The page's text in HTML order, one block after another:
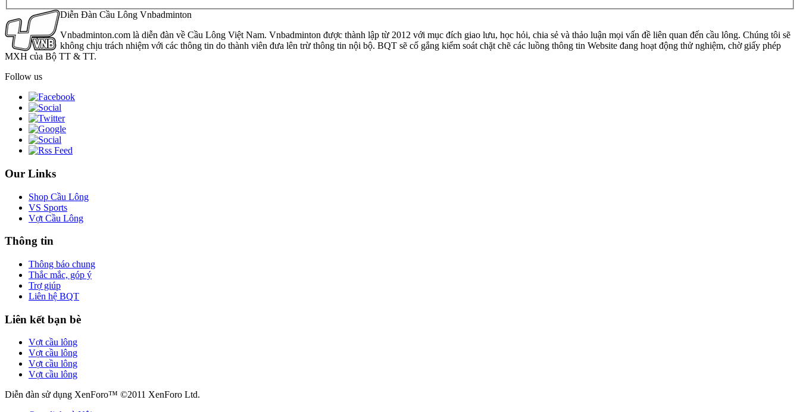
Diễn Đàn Cầu Lông Vnbadminton
Vnbadminton.com là diễn đàn về Cầu Lông Việt Nam. Vnbadminton được thành lập từ 2012 với mục đích giao lưu, học hỏi, chia sẻ và thảo luận mọi vấn đề liên quan đến cầu lông. Chúng tôi sẽ
không chịu trách nhiệm với các thông tin do thành viên đưa lên trừ thông tin nội bộ. BQT sẽ cố gắng kiểm soát chặt chẽ các luồng thông tin Website đang hoạt động thử nghiệm, chờ giấy phép
MXH của Bộ TT & TT.
Follow us
Our Links
Shop Cầu Lông
VS Sports
Vợt Cầu Lông
Thông tin
Thông báo chung
Thắc mắc, góp ý
Trợ giúp
Liên hệ BQT
Liên kết bạn bè
Vợt cầu lông
Vợt cầu lông
Vợt cầu lông
Vợt cầu lông
Diễn đàn sử dụng XenForo™ ©2011 XenForo Ltd.